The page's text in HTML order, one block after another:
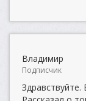
Владимир
Подписчик